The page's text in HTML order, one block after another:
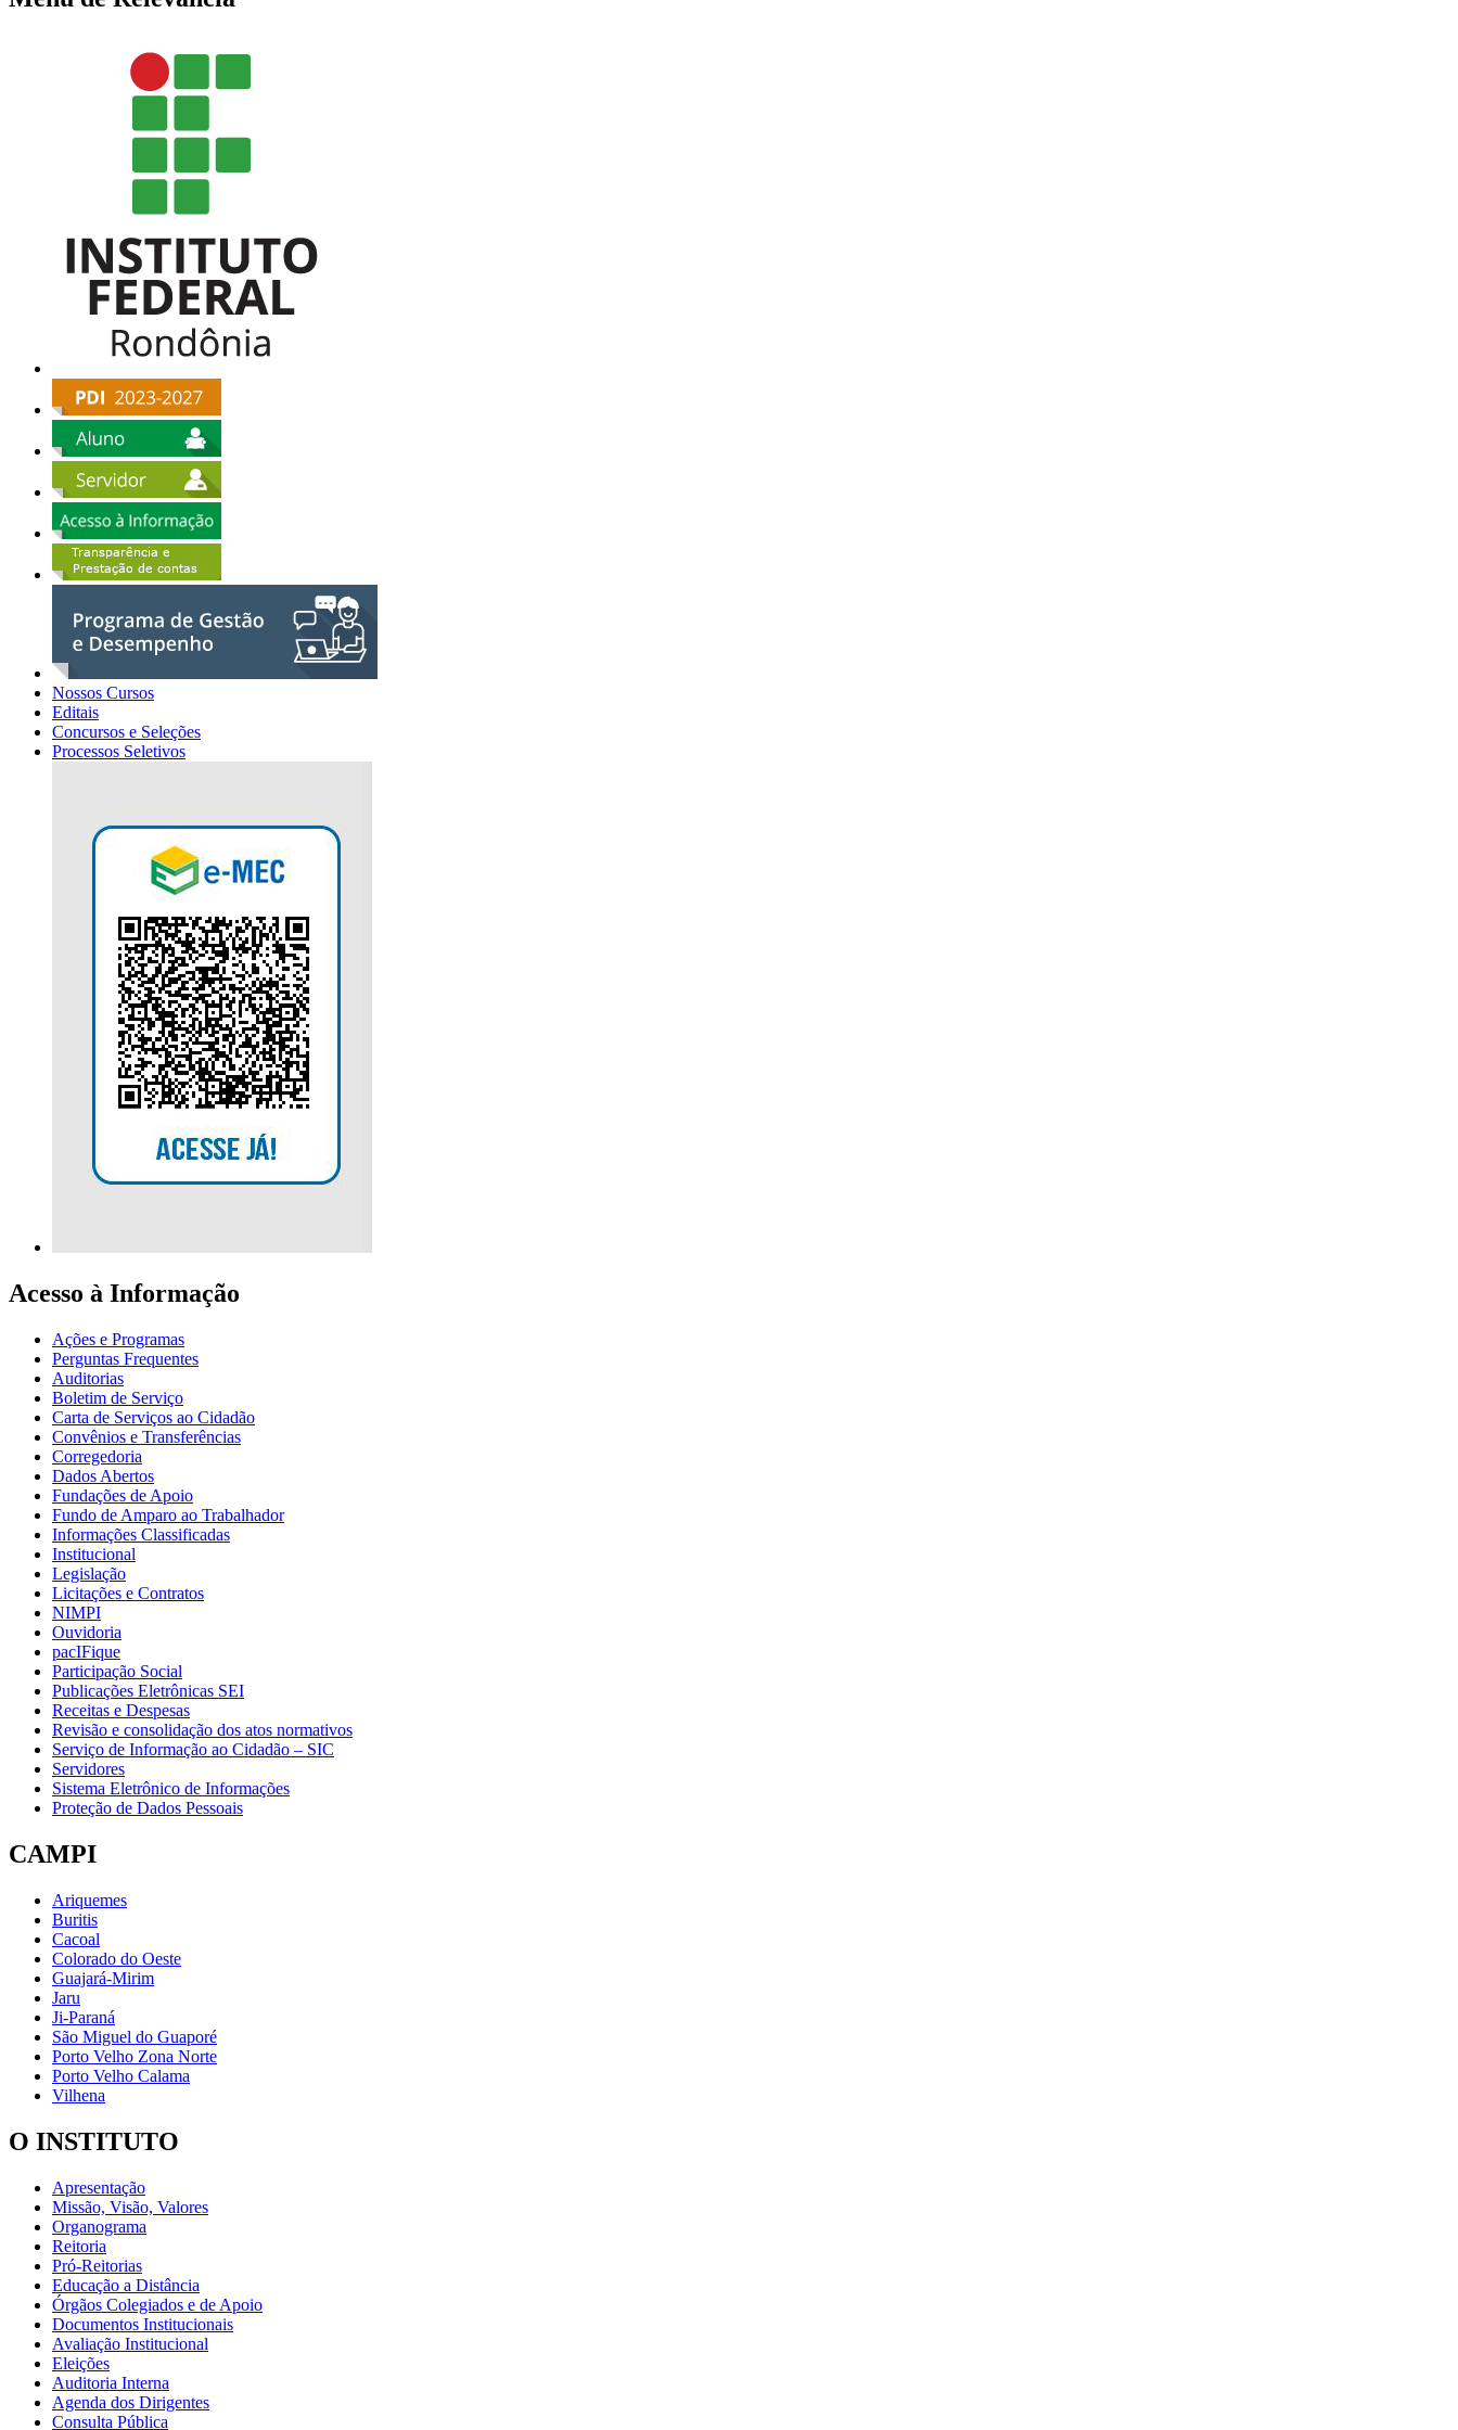
Nossos Cursos
Editais
Concursos e Seleções
Processos Seletivos
Acesso à Informação
Ações e Programas
Perguntas Frequentes
Auditorias
Boletim de Serviço
Carta de Serviços ao Cidadão
Convênios e Transferências
Corregedoria
Dados Abertos
Fundações de Apoio
Fundo de Amparo ao Trabalhador
Informações Classificadas
Institucional
Legislação
Licitações e Contratos
NIMPI
Ouvidoria
pacIFique
Participação Social
Publicações Eletrônicas SEI
Receitas e Despesas
Revisão e consolidação dos atos normativos
Serviço de Informação ao Cidadão – SIC
Servidores
Sistema Eletrônico de Informações
Proteção de Dados Pessoais
CAMPI
Ariquemes
Buritis
Cacoal
Colorado do Oeste
Guajará-Mirim
Jaru
Ji-Paraná
São Miguel do Guaporé
Porto Velho Zona Norte
Porto Velho Calama
Vilhena
O INSTITUTO
Apresentação
Missão, Visão, Valores
Organograma
Reitoria
Pró-Reitorias
Educação a Distância
Órgãos Colegiados e de Apoio
Documentos Institucionais
Avaliação Institucional
Eleições
Auditoria Interna
Agenda dos Dirigentes
Consulta Pública